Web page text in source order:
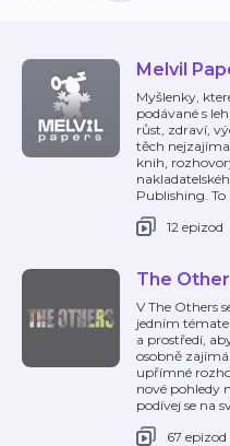
Melvil
Myšlenky,
podávané s
růst, zdraví,
těch
knih,
Publishing. To
12 epizod
The
V The Others
jedním
a prostředí,
osobně
upřímné
nové pohledy
podívej se na
67 epizod